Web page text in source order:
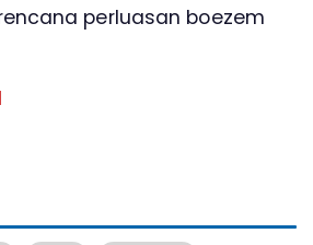
perluasan boezem